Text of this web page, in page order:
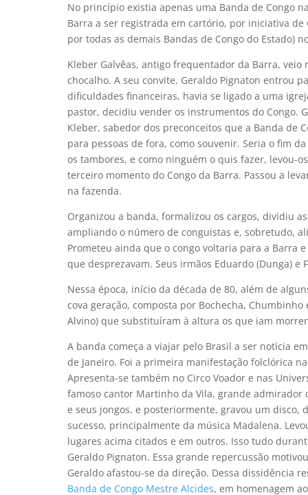
No princípio existia apenas uma Banda de Congo
Barra a ser registrada em cartório, por iniciativa
por todas as demais Bandas de Congo do Estado)
Kleber Galvêas, antigo frequentador da Barra,
chocalho. A seu convite, Geraldo Pignaton entrou
dificuldades financeiras, havia se ligado a uma
pastor, decidiu vender os instrumentos do Congo.
Kleber, sabedor dos preconceitos que a Banda de
para pessoas de fora, como souvenir. Seria o fim
os tambores, e como ninguém o quis fazer, levou-
terceiro momento do Congo da Barra. Passou a
na fazenda.
Organizou a banda, formalizou os cargos, dividiu
ampliando o número de conguistas e, sobretudo,
Prometeu ainda que o congo voltaria para a Barra
que desprezavam. Seus irmãos Eduardo (Dunga)
Nessa época, início da década de 80, além de
cova geração, composta por Bochecha,
Alvino) que substituíram à altura os que iam
A banda começa a viajar pelo Brasil a ser notícia
de Janeiro. Foi a primeira manifestação folclórica
Apresenta-se também no Circo Voador e nas
famoso cantor Martinho da Vila, grande
e seus jongos, e posteriormente, gravou um disco,
sucesso, principalmente da música Madalena.
lugares acima citados e em outros. Isso tudo
Geraldo Pignaton. Essa grande repercussão
Geraldo afastou-se da direção. Dessa dissidência
Banda de Congo Mestre Alcides, em homenagem